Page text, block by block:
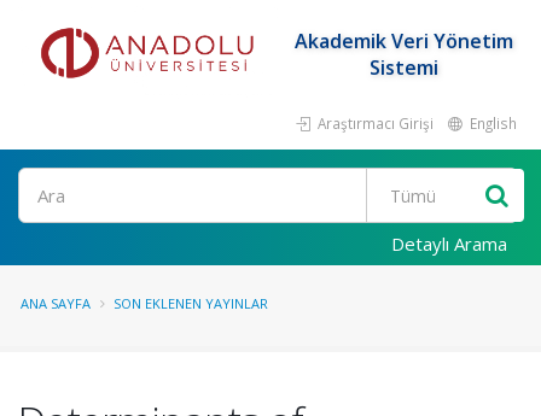
Akademik Veri Yönetim
Sistemi
Araştırmacı Girişi English
Ara
Detaylı Arama
ANA SAYFA SON EKLENEN YAYINLAR